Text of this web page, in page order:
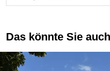
Das könnte Sie